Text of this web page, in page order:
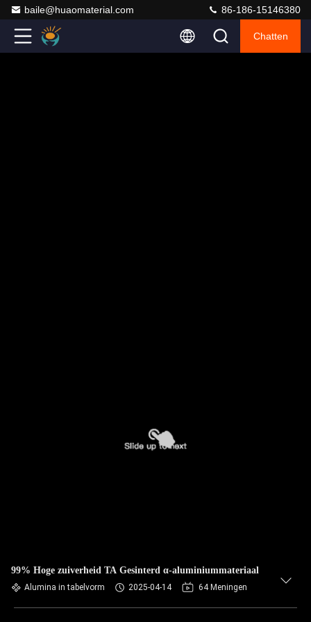
baile@huaomaterial.com 86-186-15146380
Chatten
99% Hoge zuiverheid TA Gesinterd α-aluminiummateriaal
Alumina in tabelvorm 2025-04-14 64 Meningen